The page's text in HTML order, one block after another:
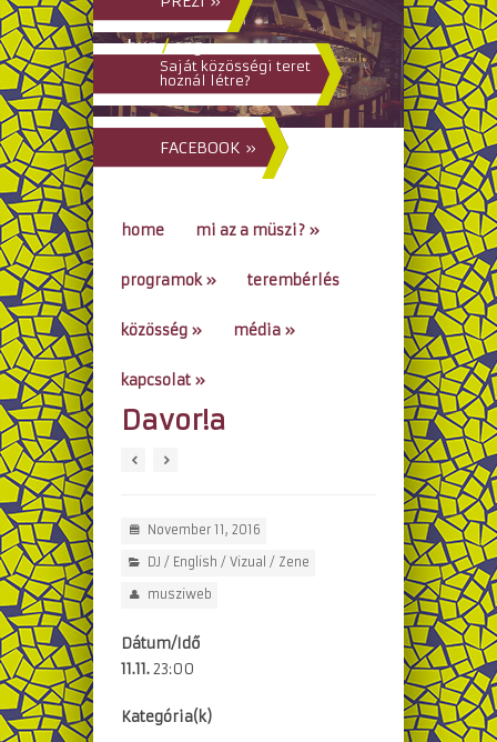
hun/eng
Saját közösségi teret
hoznál létre?
FACEBOOK »
home mi az a müszi? »
programok» terembérlés
közösség » média »
kapcsolat »
go to...
Davor!a
November 11, 2016
DJ / English / Vizual / Zene
musziweb
Dátum/Idő
11.11.23:00
Kategória(k)